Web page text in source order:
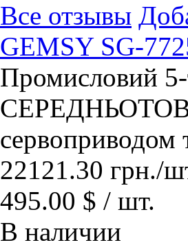
Все отзывы
GEMSY SG-
Промисловий
сервоприводом
22121.30 грн./
495.00 $ / шт.
В наличии